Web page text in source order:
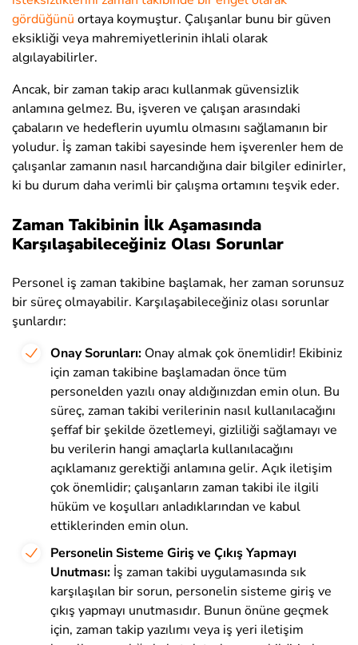
gördüğünü ortaya koymuştur. Çalışanlar bunu bir güven
eksikliği veya mahremiyetlerinin ihlali olarak
algılayabilirler.
Ancak, bir zaman takip aracı kullanmak güvensizlik
anlamına gelmez. Bu, işveren ve çalışan arasındaki
çabaların ve hedeflerin uyumlu olmasını sağlamanın bir
yoludur. İş zaman takibi sayesinde hem işverenler hem de
çalışanlar zamanın nasıl harcandığına dair bilgiler edinirler,
ki bu durum daha verimli bir çalışma ortamını teşvik eder.
Zaman Takibinin İlk Aşamasında
Karşılaşabileceğiniz Olası Sorunlar
Personel iş zaman takibine başlamak, her zaman sorunsuz
bir süreç olmayabilir. Karşılaşabileceğiniz olası sorunlar
şunlardır:
Onay Sorunları: Onay almak çok önemlidir! Ekibiniz
için zaman takibine başlamadan önce tüm
personelden yazılı onay aldığınızdan emin olun. Bu
süreç, zaman takibi verilerinin nasıl kullanılacağını
şeffaf bir şekilde özetlemeyi, gizliliği sağlamayı ve
bu verilerin hangi amaçlarla kullanılacağını
açıklamanız gerektiği anlamına gelir. Açık iletişim
çok önemlidir; çalışanların zaman takibi ile ilgili
hüküm ve koşulları anladıklarından ve kabul
ettiklerinden emin olun.
Personelin Sisteme Giriş ve Çıkış Yapmayı
Unutması: İş zaman takibi uygulamasında sık
karşılaşılan bir sorun, personelin sisteme giriş ve
çıkış yapmayı unutmasıdır. Bunun önüne geçmek
için, zaman takip yazılımı veya iş yeri iletişim